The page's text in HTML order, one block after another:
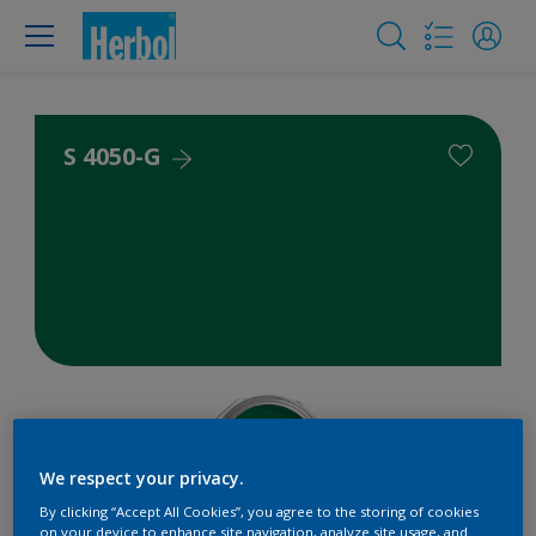
S 4050-G
We respect your privacy.
By clicking “Accept All Cookies”, you agree to the storing of cookies
on your device to enhance site navigation, analyze site usage, and